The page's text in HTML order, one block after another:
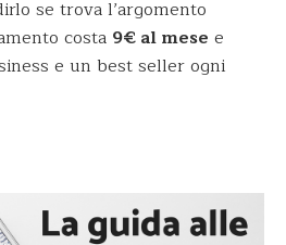
se trova l’argomento
costa 9€ al mese e
e un best seller ogni